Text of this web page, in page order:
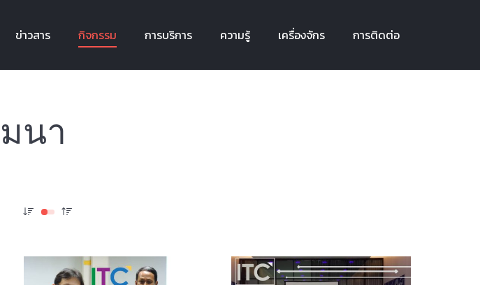
ข่าวสาร กิจกรรม การบริการ ความรู้ เครื่องจักร การติดต่อ
นา
เครื่องจักร